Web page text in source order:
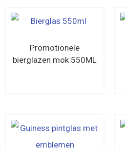
Promotionele
bierglazen mok 550ML